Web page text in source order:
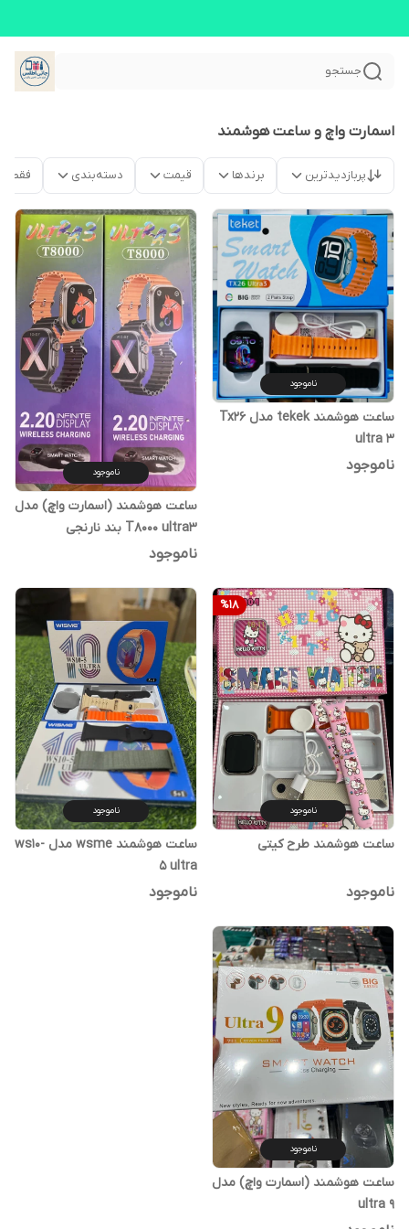
جستجو
اسمارت واچ و ساعت هوشمند
پربازدیدترین برندها قیمت دسته‌بندی فقط
ناموجود
ساعت هوشمند tekek مدل Tx26
ultra 3
ناموجود ناموجود
ساعت هوشمند (اسمارت واچ) مدل
T8000 ultra3 بند نارنجی
ناموجود
%18
ناموجود
ساعت هوشمند طرح کیتی
ناموجود
ناموجود
ساعت هوشمند wsme مدل ws10-
5 ultra
ناموجود
ناموجود
ساعت هوشمند (اسمارت واچ) مدل
ultra 9